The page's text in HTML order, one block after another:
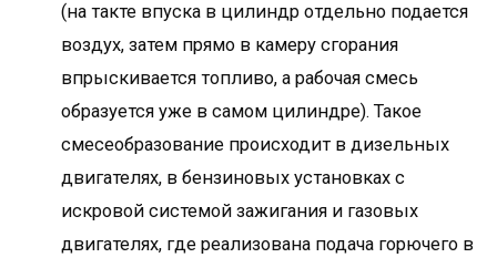
(на такте впуска в цилиндр отдельно подается
воздух, затем прямо в камеру сгорания
впрыскивается топливо, а рабочая смесь
образуется уже в самом цилиндре). Такое
смесеобразование происходит в дизельных
двигателях, в бензиновых установках с
искровой системой зажигания и газовых
двигателях, где реализована подача горючего в